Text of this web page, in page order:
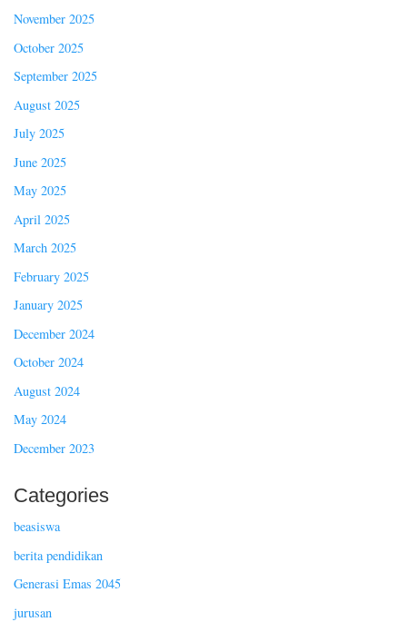
November 2025
October 2025
September 2025
August 2025
July 2025
June 2025
May 2025
April 2025
March 2025
February 2025
January 2025
December 2024
October 2024
August 2024
May 2024
December 2023
Categories
beasiswa
berita pendidikan
Generasi Emas 2045
jurusan